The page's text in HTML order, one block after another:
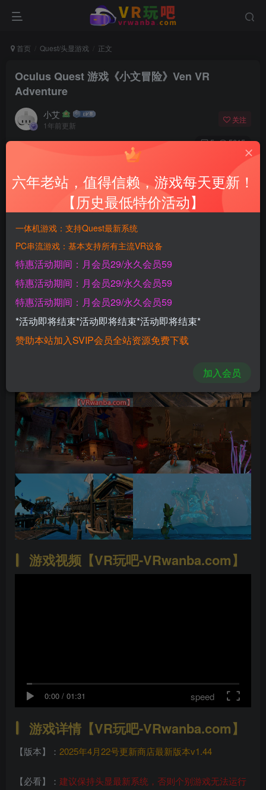
首页 Quest/头显游戏 正文
Oculus Quest 游戏《小文冒险》Ven VR
Adventure
小艾
1年前更新
关注
5 5015
Oculus Quest 游戏《小文冒险》Ven VR Adventure
此内容为付费资源，请付费后查看
会员专属资源
黄金SVIP月会员免费 钻石SVIP永久会员
您暂无购买权限，请先开通会员
开通会员
游戏截图【VR玩吧-VRwanba.com】
游戏视频【VR玩吧-VRwanba.com】
0:00 / 01:31 speed
游戏详情【VR玩吧-VRwanba.com】
【版本】： 2025年4月22号更新商店最新版本v1.44
【必看】： 建议保持头显最新系统，否则个别游戏无法运行
六年老站，值得信赖，游戏每天更新！
【历史最低特价活动】
一体机游戏：支持Quest最新系统
PC串流游戏：基本支持所有主流VR设备
特惠活动期间：月会员29/永久会员59
特惠活动期间：月会员29/永久会员59
特惠活动期间：月会员29/永久会员59
*活动即将结束*活动即将结束*活动即将结束*
赞助本站加入SVIP会员全站资源免费下载
加入会员